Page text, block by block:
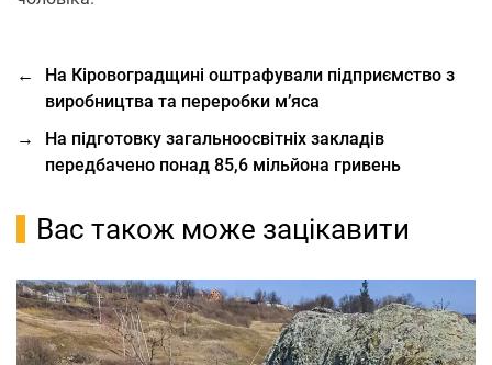
←
На Кіровоградщині оштрафували підприємство з
виробництва та переробки м’яса
→
На підготовку загальноосвітніх закладів
передбачено понад 85,6 мільйона гривень
Вас також може зацікавити